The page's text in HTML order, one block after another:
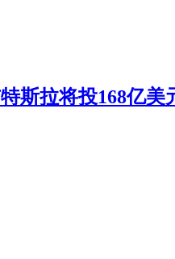
斯拉将投168亿